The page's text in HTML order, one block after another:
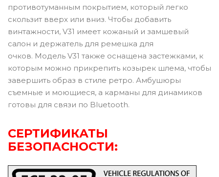
противотуманным покрытием, который легко
скользит вверх или вниз. Чтобы добавить
винтажности, V31 имеет кожаный и замшевый
салон и держатель для ремешка для
очков. Модель V31 также оснащена застежками, к
которым можно прикрепить козырек шлема, чтобы
завершить образ в стиле ретро. Амбушюры
съемные и моющиеся, а карманы для динамиков
готовы для связи по Bluetooth.
СЕРТИФИКАТЫ
БЕЗОПАСНОСТИ: